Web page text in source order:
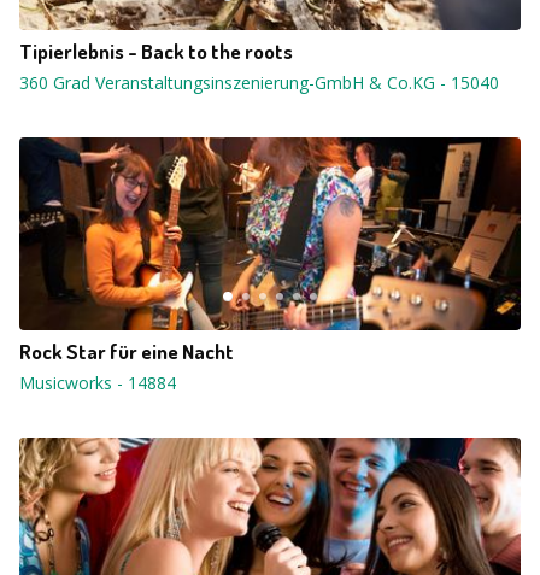
Tipierlebnis - Back to the roots
360 Grad Veranstaltungsinszenierung-GmbH & Co.KG - 15040
Rock Star für eine Nacht
Musicworks - 14884